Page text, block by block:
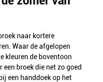
naar kortere
Waar de afgelopen
kleuren de boventoon
een broek die net zo goed
een handdoek op het